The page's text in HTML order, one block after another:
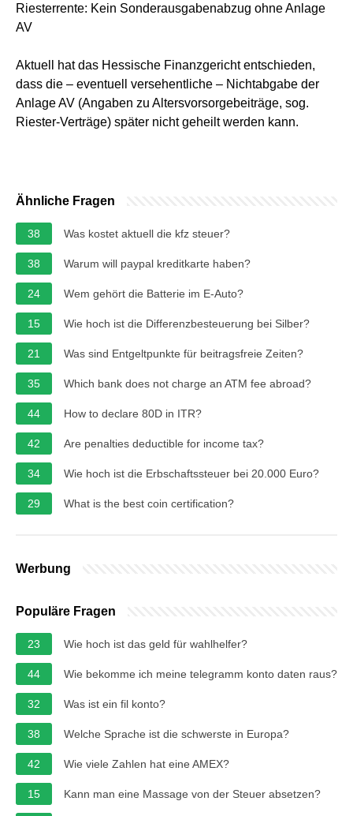
Riesterrente: Kein Sonderausgabenabzug ohne Anlage
AV
Aktuell hat das Hessische Finanzgericht entschieden,
dass die – eventuell versehentliche – Nichtabgabe der
Anlage AV (Angaben zu Altersvorsorgebeiträge, sog.
Riester-Verträge) später nicht geheilt werden kann.
Ähnliche Fragen
38 Was kostet aktuell die kfz steuer?
38 Warum will paypal kreditkarte haben?
24 Wem gehört die Batterie im E-Auto?
15 Wie hoch ist die Differenzbesteuerung bei Silber?
21 Was sind Entgeltpunkte für beitragsfreie Zeiten?
35 Which bank does not charge an ATM fee abroad?
44 How to declare 80D in ITR?
42 Are penalties deductible for income tax?
34 Wie hoch ist die Erbschaftssteuer bei 20.000 Euro?
29 What is the best coin certification?
Werbung
Populäre Fragen
23 Wie hoch ist das geld für wahlhelfer?
44 Wie bekomme ich meine telegramm konto daten raus?
32 Was ist ein fil konto?
38 Welche Sprache ist die schwerste in Europa?
42 Wie viele Zahlen hat eine AMEX?
15 Kann man eine Massage von der Steuer absetzen?